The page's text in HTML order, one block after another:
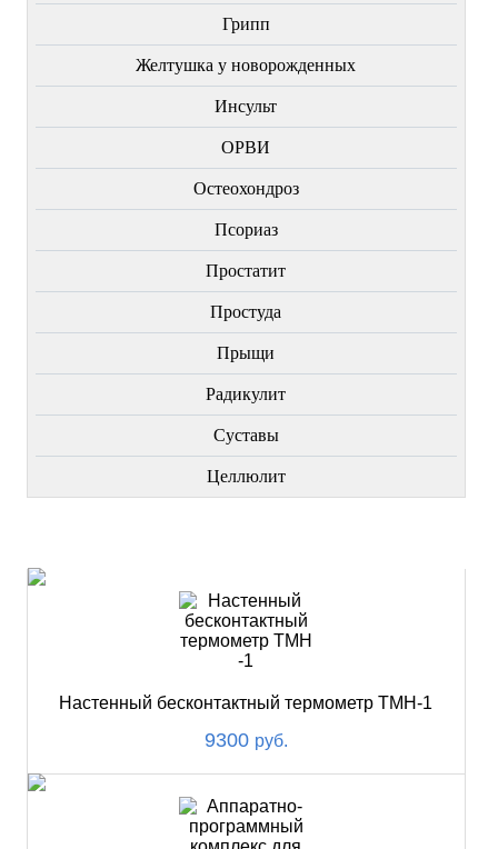
Грипп
Желтушка у новорожденных
Инсульт
ОРВИ
Остеохондроз
Пcориаз
Простатит
Простуда
Прыщи
Радикулит
Суставы
Целлюлит
Настенный бесконтактный термометр ТМН-1
9300 руб.